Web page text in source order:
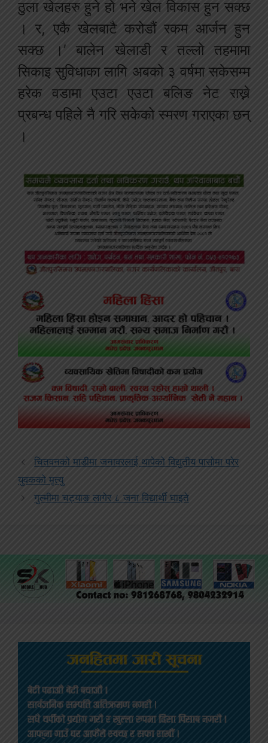
ठुला खेलहरु हुने हो भने खेल विकास हुन सक्छ
। र, एकै खेलबाटै करोडौं रकम आर्जन हुन
सक्छ ।’ बालेन खेलाडी र तल्लो तहमामा
सिकाइ सुविधाका लागि अबको ३ वर्षमा सकेसम्म
हरेक वडामा एउटा एउटा बलिङ नेट राख्ने
प्रबन्ध पहिले नै गरि सकेको स्मरण गराएका छन्
।
चितवनको माडीमा जनावरलाई थापेको विद्युतीय पासोमा परेर
युवकको मृत्यु
गुल्मीमा चट्याङ लागेर ८ जना विद्यार्थी घाइते